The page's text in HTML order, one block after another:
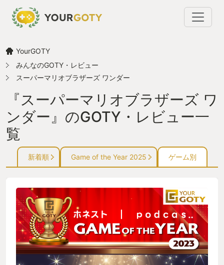
YourGOTY
みんなのGOTY・レビュー
スーパーマリオブラザーズ ワンダー
『スーパーマリオブラザーズ ワ
ンダー』のGOTY・レビュー一
覧
新着順 Game of the Year 2025 ゲーム別